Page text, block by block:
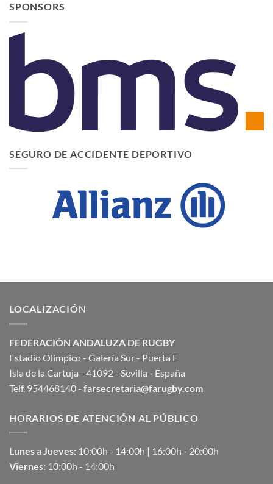
SPONSORS
SEGURO DE ACCIDENTE DEPORTIVO
LOCALIZACIÓN
FEDERACIÓN ANDALUZA DE RUGBY
Estadio Olímpico - Galería Sur - Puerta F
Isla de la Cartuja - 41092 - Sevilla - España
Telf. 954468140 - farsecretaria@farugby.com
HORARIOS DE ATENCIÓN AL PÚBLICO
Lunes a Jueves: 10:00h - 14:00h | 16:00h - 20:00h
Viernes: 10:00h - 14:00h